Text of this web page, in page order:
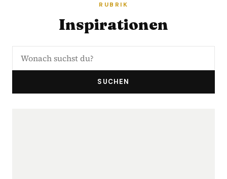
RUBRIK
Inspirationen
SUCHEN